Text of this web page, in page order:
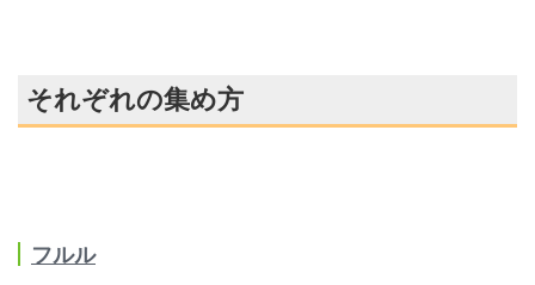
それぞれの集め方
フルル